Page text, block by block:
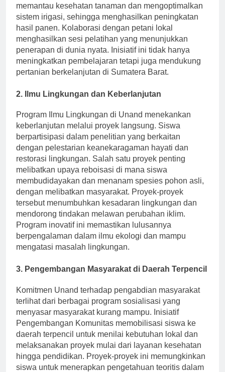
memantau kesehatan tanaman dan mengoptimalkan
sistem irigasi, sehingga menghasilkan peningkatan
hasil panen. Kolaborasi dengan petani lokal
menghasilkan sesi pelatihan yang menunjukkan
penerapan di dunia nyata. Inisiatif ini tidak hanya
meningkatkan pembelajaran tetapi juga mendukung
pertanian berkelanjutan di Sumatera Barat.
2. Ilmu Lingkungan dan Keberlanjutan
Program Ilmu Lingkungan di Unand menekankan
keberlanjutan melalui proyek langsung. Siswa
berpartisipasi dalam penelitian yang berkaitan
dengan pelestarian keanekaragaman hayati dan
restorasi lingkungan. Salah satu proyek penting
melibatkan upaya reboisasi di mana siswa
membudidayakan dan menanam spesies pohon asli,
dengan melibatkan masyarakat. Proyek-proyek
tersebut menumbuhkan kesadaran lingkungan dan
mendorong tindakan melawan perubahan iklim.
Program inovatif ini memastikan lulusannya
berpengalaman dalam ilmu ekologi dan mampu
mengatasi masalah lingkungan.
3. Pengembangan Masyarakat di Daerah Terpencil
Komitmen Unand terhadap pengabdian masyarakat
terlihat dari berbagai program sosialisasi yang
menyasar masyarakat kurang mampu. Inisiatif
Pengembangan Komunitas memobilisasi siswa ke
daerah terpencil untuk menilai kebutuhan lokal dan
melaksanakan proyek mulai dari layanan kesehatan
hingga pendidikan. Proyek-proyek ini memungkinkan
siswa untuk menerapkan pengetahuan teoritis dalam